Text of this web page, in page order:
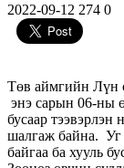
2022-09-12 274 0
Төв аймгийн Лүн
энэ сарын 06-ны
бусаар тээвэрлэн
шалгаж байна. Уг
байгаа ба хууль